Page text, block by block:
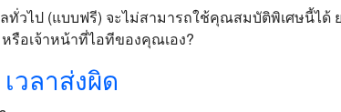
วไป (แบบฟรี) จะไม่สามารถใช้คุณสมบัติพิเศษนี้ได้
รือเจ้าหน้าที่ไอทีของคุณเอง?
วลาส่งผิด